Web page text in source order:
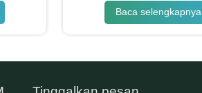
Baca selengkapnya